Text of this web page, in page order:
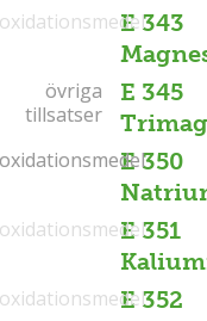
E 343
E 345
övriga
tillsatser
övriga
tillsatser
E 350
E 351
E 352